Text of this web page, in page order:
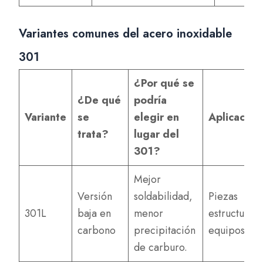
Variantes comunes del acero inoxidable
301
Variante
¿De qué
se
trata?
¿Por qué se
podría
elegir en
lugar del
301?
301L
Versión
baja en
carbono
Mejor
soldabilidad,
menor
precipitación
de carburo.
Piezas
equipos